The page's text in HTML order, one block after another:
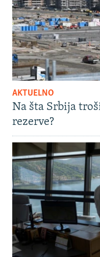
AKTUELNO
Na šta Srbija
rezerve?